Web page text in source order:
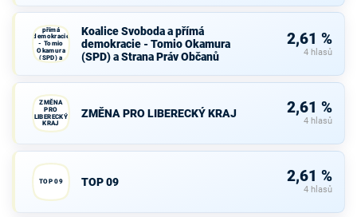
přímá
demokracie
- Tomio
Okamura
(SPD) a
Strana Práv
Koalice Svoboda a přímá
demokracie - Tomio Okamura
(SPD) a Strana Práv Občanů
2,61 %
4 hlasů
ZMĚNA
PRO
LIBERECKÝ
KRAJ
ZMĚNA PRO LIBERECKÝ KRAJ 2,61 %
4 hlasů
TOP 09 TOP 09 2,61 %
4 hlasů